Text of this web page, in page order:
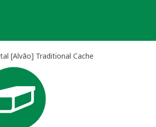
[Alvão] Traditional Cache